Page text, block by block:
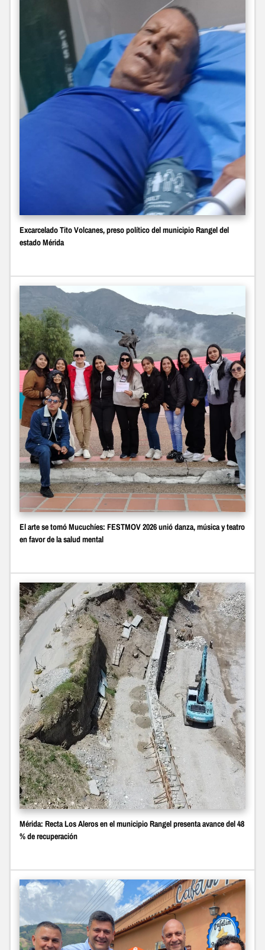
Excarcelado Tito Volcanes, preso político del municipio Rangel del
estado Mérida
El arte se tomó Mucuchíes: FESTMOV 2026 unió danza, música y teatro
en favor de la salud mental
Mérida: Recta Los Aleros en el municipio Rangel presenta avance del 48
% de recuperación